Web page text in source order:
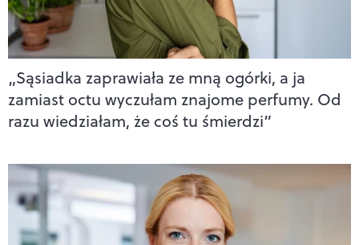
„Sąsiadka zaprawiała ze mną ogórki, a ja
zamiast octu wyczułam znajome perfumy. Od
razu wiedziałam, że coś tu śmierdzi”